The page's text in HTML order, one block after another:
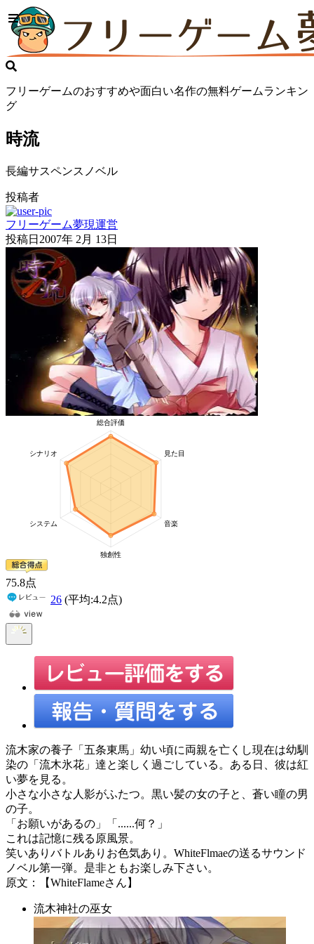
フリーゲームのおすすめや面白い名作の無料ゲームランキン
グ
時流
長編サスペンスノベル
投稿者
フリーゲーム夢現運営
投稿日 2007年 2月 13日
75.8点
26 (平均:4.2点)
流木家の養子「五条東馬」幼い頃に両親を亡くし現在は幼馴
染の「流木氷花」達と楽しく過ごしている。ある日、彼は紅
い夢を見る。
小さな小さな人影がふたつ。黒い髪の女の子と、蒼い瞳の男
の子。
「お願いがあるの」「......何？」
これは記憶に残る原風景。
笑いありバトルありお色気あり。WhiteFlmaeの送るサウンド
ノベル第一弾。是非ともお楽しみ下さい。
原文：【WhiteFlameさん】
流木神社の巫女